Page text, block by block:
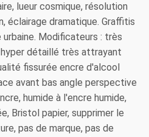
lueur cosmique, résolution
éclairage dramatique. Graffitis
Modificateurs : très
détaillé très attrayant
fissurée encre d'alcool
avant bas angle perspective
humide à l'encre humide,
Bristol papier, supprimer le
pas de marque, pas de